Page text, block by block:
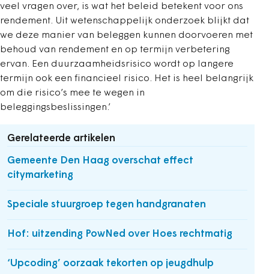
veel vragen over, is wat het beleid betekent voor ons
rendement. Uit wetenschappelijk onderzoek blijkt dat
we deze manier van beleggen kunnen doorvoeren met
behoud van rendement en op termijn verbetering
ervan. Een duurzaamheidsrisico wordt op langere
termijn ook een financieel risico. Het is heel belangrijk
om die risico’s mee te wegen in
beleggingsbeslissingen.’
Gerelateerde artikelen
Gemeente Den Haag overschat effect
citymarketing
Speciale stuurgroep tegen handgranaten
Hof: uitzending PowNed over Hoes rechtmatig
‘Upcoding’ oorzaak tekorten op jeugdhulp